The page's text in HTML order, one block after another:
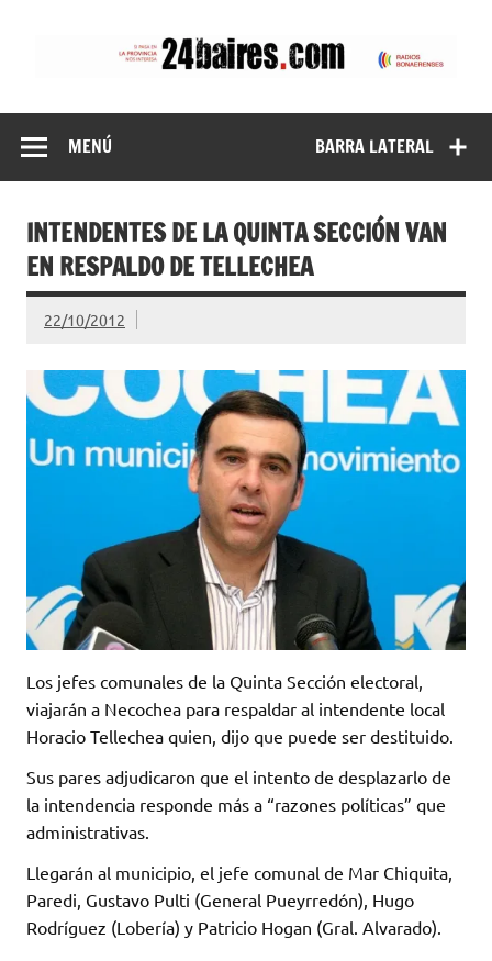
BARRA LATERAL
MENÚ
INTENDENTES DE LA QUINTA SECCIÓN VAN
EN RESPALDO DE TELLECHEA
22/10/2012
Los jefes comunales de la Quinta Sección electoral,
viajarán a Necochea para respaldar al intendente local
Horacio Tellechea quien, dijo que puede ser destituido.
Sus pares adjudicaron que el intento de desplazarlo de
la intendencia responde más a “razones políticas” que
administrativas.
Llegarán al municipio, el jefe comunal de Mar Chiquita,
Paredi, Gustavo Pulti (General Pueyrredón), Hugo
Rodríguez (Lobería) y Patricio Hogan (Gral. Alvarado).